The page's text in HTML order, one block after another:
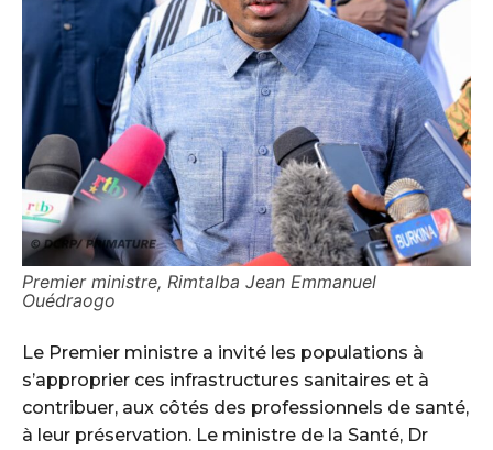
Premier ministre, Rimtalba Jean Emmanuel
Ouédraogo
Le Premier ministre a invité les populations à
s’approprier ces infrastructures sanitaires et à
contribuer, aux côtés des professionnels de santé,
à leur préservation. Le ministre de la Santé, Dr